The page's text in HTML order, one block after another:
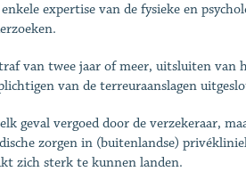
expertise van de fysieke en
van twee jaar of meer, uitsluiten van
van de terreuraanslagen
geval vergoed door de verzekeraar,
zorgen in (buitenlandse)
zich sterk te kunnen landen.